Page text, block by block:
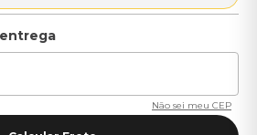
Não sei meu CEP